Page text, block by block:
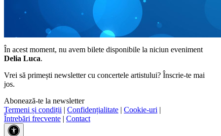
În acest moment, nu avem bilete disponibile la niciun eveniment
Delia Luca.
Vrei să primești newsletter cu concertele artistului? Înscrie-te mai
jos.
Abonează-te la newsletter
Termeni și condiții | Confidențialitate | Cookie-uri |
Întrebări frecvente | Contact